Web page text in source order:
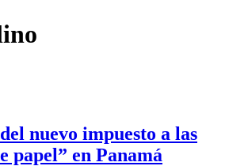
nuevo impuesto a las
papel” en Panamá